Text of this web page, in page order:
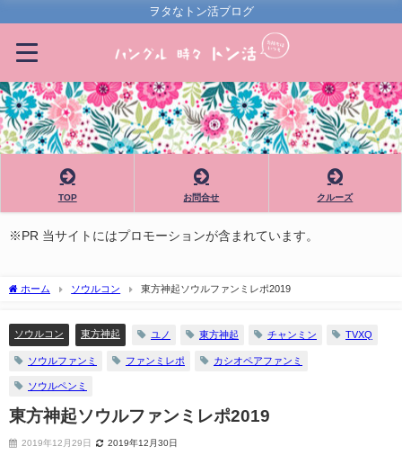
ヲタなトン活ブログ
TOP お問合せ クルーズ
※PR 当サイトにはプロモーションが含まれています。
ホーム ソウルコン 東方神起ソウルファンミレポ2019
ソウルコン 東方神起 ユノ 東方神起 チャンミン TVXQ
ソウルファンミ ファンミレポ カシオペアファンミ
ソウルペンミ
東方神起ソウルファンミレポ2019
2019年12月29日 2019年12月30日